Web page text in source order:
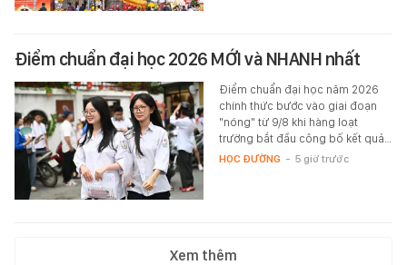
Điểm chuẩn đại học 2026 MỚI và NHANH nhất
Điểm chuẩn đại học năm 2026
chính thức bước vào giai đoạn
"nóng" từ 9/8 khi hàng loạt
trường bắt đầu công bố kết quả…
HỌC ĐƯỜNG - 5 giờ trước
Xem thêm